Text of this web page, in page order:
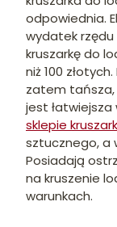
odpowiednia.
wydatek rzędu
kruszarkę do
niż 100
zatem tańsza,
jest łatwiejsza
sklepie
sztucznego, a
Posiadają
na kruszenie
warunkach.